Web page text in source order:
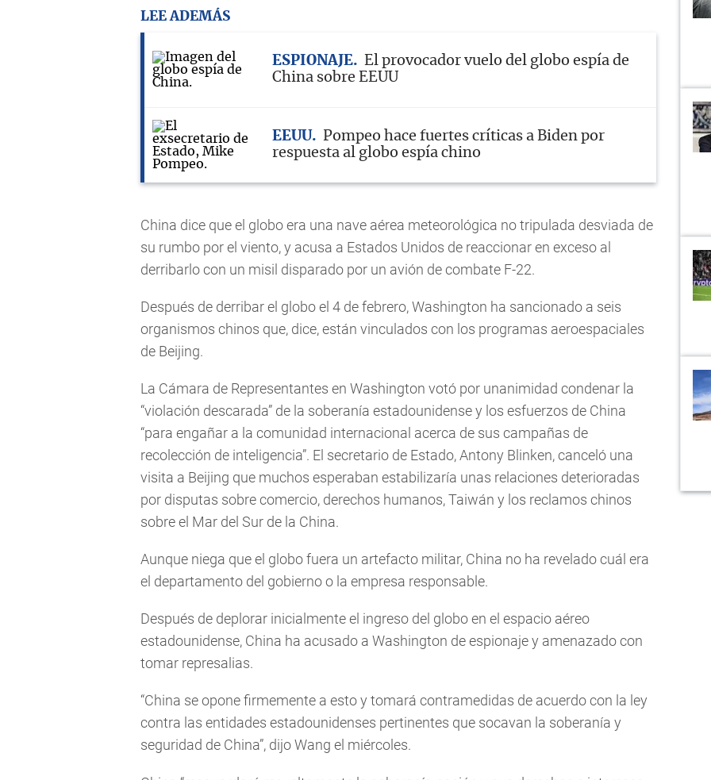
LEE ADEMÁS
ESPIONAJE
El provocador vuelo del globo espía de
China sobre EEUU
EEUU
Pompeo hace fuertes críticas a Biden por
respuesta al globo espía chino
China dice que el globo era una nave aérea meteorológica no tripulada desviada de
su rumbo por el viento, y acusa a Estados Unidos de reaccionar en exceso al
derribarlo con un misil disparado por un avión de combate F-22.
Después de derribar el globo el 4 de febrero, Washington ha sancionado a seis
organismos chinos que, dice, están vinculados con los programas aeroespaciales
de Beijing.
La Cámara de Representantes en Washington votó por unanimidad condenar la
“violación descarada” de la soberanía estadounidense y los esfuerzos de China
“para engañar a la comunidad internacional acerca de sus campañas de
recolección de inteligencia”. El secretario de Estado, Antony Blinken, canceló una
visita a Beijing que muchos esperaban estabilizaría unas relaciones deterioradas
por disputas sobre comercio, derechos humanos, Taiwán y los reclamos chinos
sobre el Mar del Sur de la China.
Aunque niega que el globo fuera un artefacto militar, China no ha revelado cuál era
el departamento del gobierno o la empresa responsable.
Después de deplorar inicialmente el ingreso del globo en el espacio aéreo
estadounidense, China ha acusado a Washington de espionaje y amenazado con
tomar represalias.
“China se opone firmemente a esto y tomará contramedidas de acuerdo con la ley
contra las entidades estadounidenses pertinentes que socavan la soberanía y
seguridad de China”, dijo Wang el miércoles.